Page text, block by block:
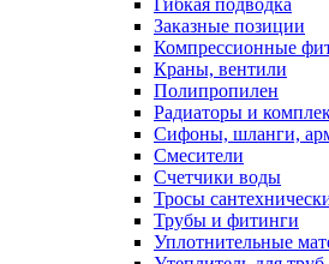
Гибкая подводка
Заказные позиции
Компрессионные
Краны, вентили
Полипропилен
Радиаторы и
Сифоны, шланги,
Смесители
Счетчики воды
Тросы
Трубы и фитинги
Уплотнительные